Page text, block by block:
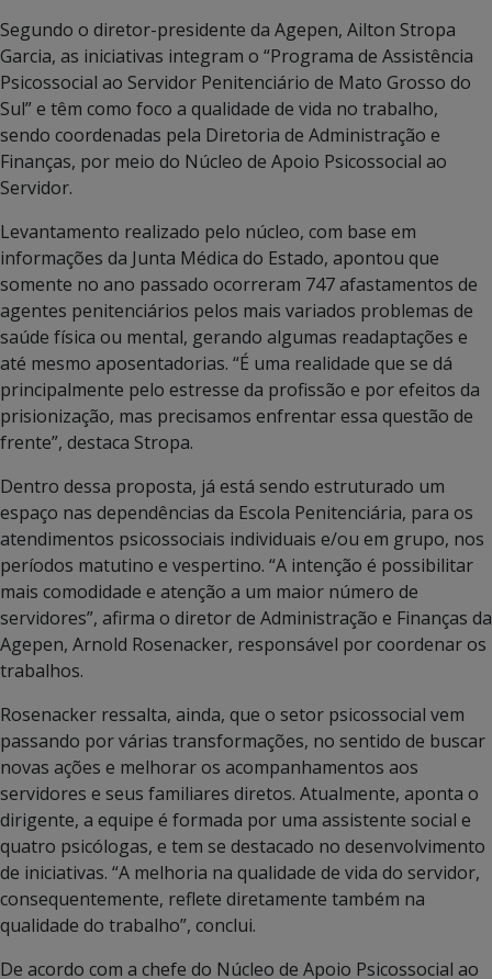
Segundo o diretor-presidente da Agepen, Ailton Stropa
Garcia, as iniciativas integram o “Programa de Assistência
Psicossocial ao Servidor Penitenciário de Mato Grosso do
Sul” e têm como foco a qualidade de vida no trabalho,
sendo coordenadas pela Diretoria de Administração e
Finanças, por meio do Núcleo de Apoio Psicossocial ao
Servidor.
Levantamento realizado pelo núcleo, com base em
informações da Junta Médica do Estado, apontou que
somente no ano passado ocorreram 747 afastamentos de
agentes penitenciários pelos mais variados problemas de
saúde física ou mental, gerando algumas readaptações e
até mesmo aposentadorias. “É uma realidade que se dá
principalmente pelo estresse da profissão e por efeitos da
prisionização, mas precisamos enfrentar essa questão de
frente”, destaca Stropa.
Dentro dessa proposta, já está sendo estruturado um
espaço nas dependências da Escola Penitenciária, para os
atendimentos psicossociais individuais e/ou em grupo, nos
períodos matutino e vespertino. “A intenção é possibilitar
mais comodidade e atenção a um maior número de
servidores”, afirma o diretor de Administração e Finanças da
Agepen, Arnold Rosenacker, responsável por coordenar os
trabalhos.
Rosenacker ressalta, ainda, que o setor psicossocial vem
passando por várias transformações, no sentido de buscar
novas ações e melhorar os acompanhamentos aos
servidores e seus familiares diretos. Atualmente, aponta o
dirigente, a equipe é formada por uma assistente social e
quatro psicólogas, e tem se destacado no desenvolvimento
de iniciativas. “A melhoria na qualidade de vida do servidor,
consequentemente, reflete diretamente também na
qualidade do trabalho”, conclui.
De acordo com a chefe do Núcleo de Apoio Psicossocial ao